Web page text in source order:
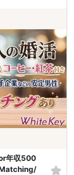
年収500
Matching/